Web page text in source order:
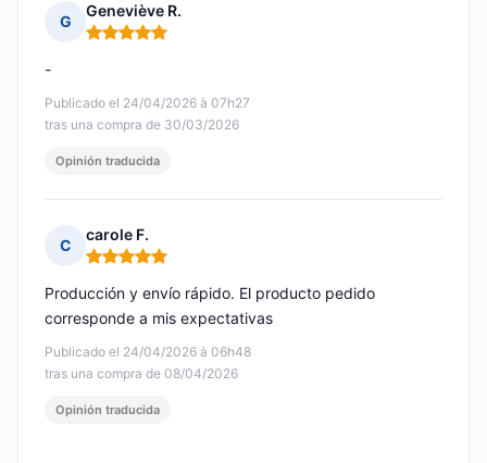
G
Geneviève R.
Nota: 5 de 5
Publicado el 24/04/2026 à 07h27
tras una compra de 30/03/2026
-
Opinión traducida
C
carole F.
Nota: 5 de 5
Publicado el 24/04/2026 à 06h48
tras una compra de 08/04/2026
Producción y envío rápido. El producto pedido
corresponde a mis expectativas
Opinión traducida